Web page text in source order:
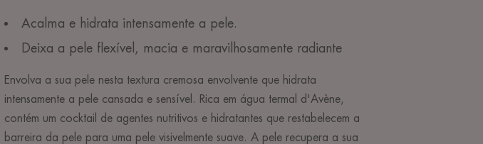
Acalma e hidrata intensamente a pele.
Deixa a pele flexível, macia e maravilhosamente radiante
Envolva a sua pele nesta textura cremosa envolvente que hidrata
intensamente a pele cansada e sensível. Rica em água termal d'Avène,
contém um cocktail de agentes nutritivos e hidratantes que restabelecem a
barreira da pele para uma pele visivelmente suave. A pele recupera a sua